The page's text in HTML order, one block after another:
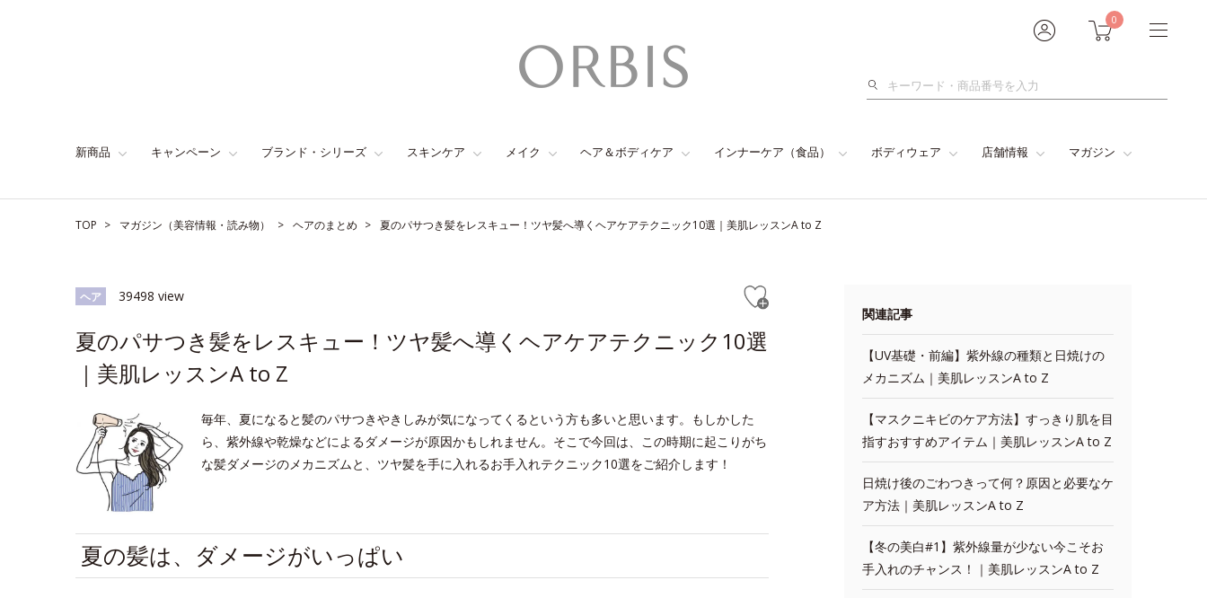
0
検
新商品 キャンペーン ブランド・シリーズ スキンケア メイク ヘア＆ボディケア インナーケア（食品） ボディウェア 店舗情報 マガジン
TOP マガジン（美容情報・読み物） ヘアのまとめ 夏のパサつき髪をレスキュー！ツヤ髪へ導くヘアケアテクニック10選｜美肌レッスンA to Z
ヘア 39498 view
夏のパサつき髪をレスキュー！ツヤ髪へ導くヘアケアテクニック10選
｜美肌レッスンA to Z
毎年、夏になると髪のパサつきやきしみが気になってくるという方も多いと思います。もしかした
ら、紫外線や乾燥などによるダメージが原因かもしれません。そこで今回は、この時期に起こりがち
な髪ダメージのメカニズムと、ツヤ髪を手に入れるお手入れテクニック10選をご紹介します！
夏の髪は、ダメージがいっぱい
関連記事
【UV基礎・前編】紫外線の種類と日焼けの
メカニズム｜美肌レッスンA to Z
【マスクニキビのケア方法】すっきり肌を目
指すおすすめアイテム｜美肌レッスンA to Z
日焼け後のごわつきって何？原因と必要なケ
ア方法｜美肌レッスンA to Z
【冬の美白#1】紫外線量が少ない今こそお
手入れのチャンス！｜美肌レッスンA to Z